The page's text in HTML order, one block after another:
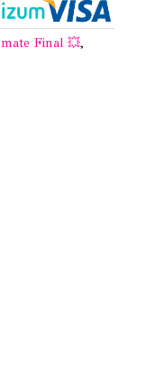
Final 💥,